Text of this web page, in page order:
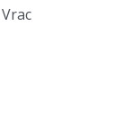
Vrac